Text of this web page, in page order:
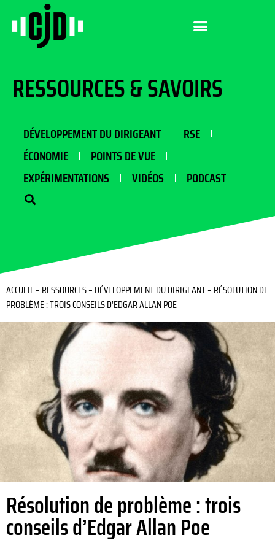
RESSOURCES & SAVOIRS
DÉVELOPPEMENT DU DIRIGEANT
RSE
ÉCONOMIE
POINTS DE VUE
EXPÉRIMENTATIONS
VIDÉOS PODCAST
ACCUEIL– RESSOURCES– DÉVELOPPEMENT DU DIRIGEANT– RÉSOLUTION DE
PROBLÈME : TROIS CONSEILS D’EDGAR ALLAN POE
Résolution de problème : trois
conseils d’Edgar Allan Poe